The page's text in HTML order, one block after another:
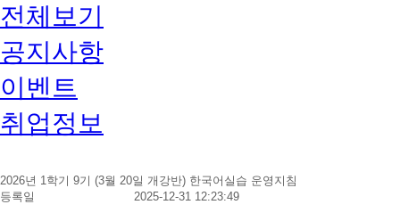
전체보기
공지사항
이벤트
취업정보
2026년 1학기 9기 (3월 20일 개강반) 한국어실습 운영지침
등록일
2025-12-31 12:23:49